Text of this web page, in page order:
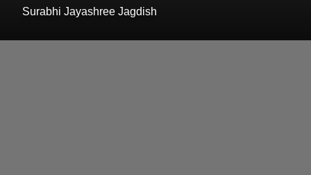
Surabhi Jayashree Jagdish